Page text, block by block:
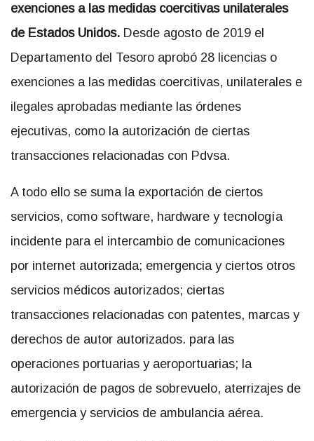
exenciones a las medidas coercitivas unilaterales
de Estados Unidos. Desde agosto de 2019 el
Departamento del Tesoro aprobó 28 licencias o
exenciones a las medidas coercitivas, unilaterales e
ilegales aprobadas mediante las órdenes
ejecutivas, como la autorización de ciertas
transacciones relacionadas con Pdvsa.
A todo ello se suma la exportación de ciertos
servicios, como software, hardware y tecnología
incidente para el intercambio de comunicaciones
por internet autorizada; emergencia y ciertos otros
servicios médicos autorizados; ciertas
transacciones relacionadas con patentes, marcas y
derechos de autor autorizados. para las
operaciones portuarias y aeroportuarias; la
autorización de pagos de sobrevuelo, aterrizajes de
emergencia y servicios de ambulancia aérea.